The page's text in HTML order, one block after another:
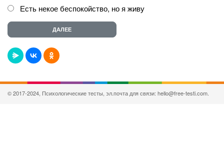
Есть некое беспокойство, но я живу
© 2017-2024, Психологические тесты, эл.почта для связи: hello@free-testi.com.